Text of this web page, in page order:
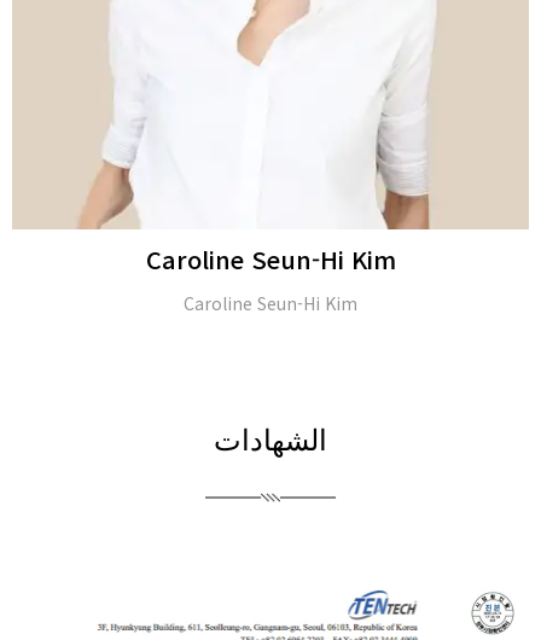
JongSeo Kim
Director of ‘Kim-JongSeo Plastic Surgery Clinic’ in (Seoul,
الشهادات